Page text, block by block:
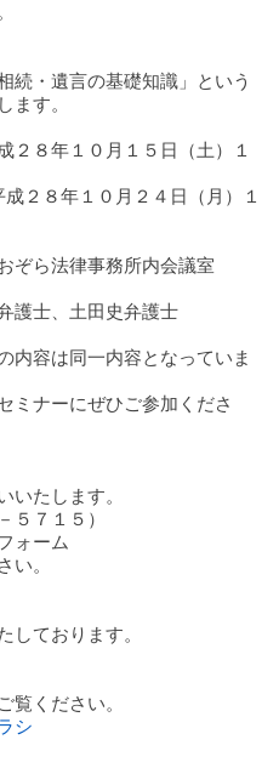
・遺言の基礎知識」という
ます。
１０月１５日（土）１
月２４日（月）１
律事務所内会議室
、土田史弁護士
は同一内容となっていま
ーにぜひご参加くださ
たします。
７１５）
ォーム
。
ております。
覧ください。
シ